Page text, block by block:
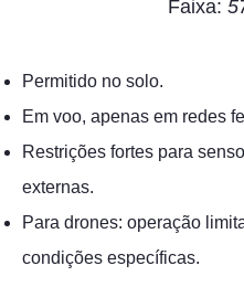
Faixa:
Permitido no solo.
Em voo, apenas em redes
Restrições fortes para
externas.
Para drones: operação
condições específicas.